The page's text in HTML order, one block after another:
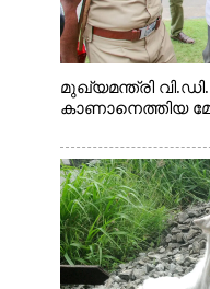
മുഖ്യമന്ത്രി
കാണാനെത്തിയ